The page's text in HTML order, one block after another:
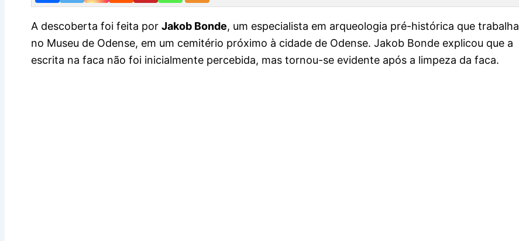
A descoberta foi feita por Jakob Bonde, um especialista em arqueologia pré-histórica que trabalha
no Museu de Odense, em um cemitério próximo à cidade de Odense. Jakob Bonde explicou que a
escrita na faca não foi inicialmente percebida, mas tornou-se evidente após a limpeza da faca.